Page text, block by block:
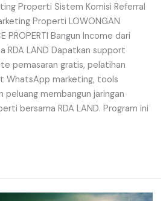
Properti Sistem Komisi Referral
Properti LOWONGAN
PROPERTI Bangun Income dari
RDA LAND Dapatkan support
pemasaran gratis, pelatihan
WhatsApp marketing, tools
peluang membangun jaringan
bersama RDA LAND. Program ini